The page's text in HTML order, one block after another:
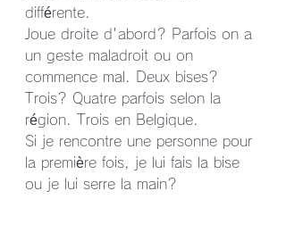
différente.
Joue droite d'abord? Parfois on a
un geste maladroit ou on
commence mal. Deux bises?
Trois? Quatre parfois selon la
région. Trois en Belgique.
Si je rencontre une personne pour
la première fois, je lui fais la bise
ou je lui serre la main?